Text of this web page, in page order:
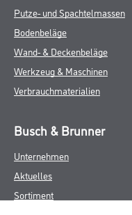
Putze- und Spachtelmassen
Bodenbeläge
Wand- & Deckenbeläge
Werkzeug & Maschinen
Verbrauchmaterialien
Busch & Brunner
Unternehmen
Aktuelles
Sortiment